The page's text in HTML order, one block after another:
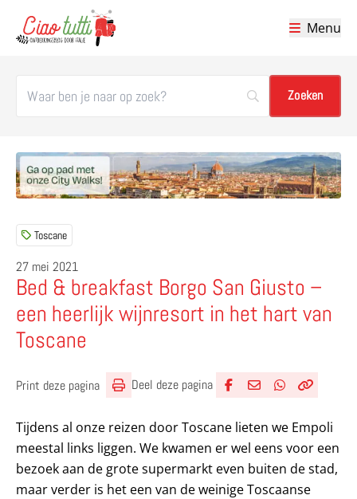
Menu
Toscane
27 mei 2021
Bed & breakfast Borgo San Giusto –
een heerlijk wijnresort in het hart van
Toscane
Print deze pagina Deel deze pagina
Tijdens al onze reizen door Toscane lieten we Empoli
meestal links liggen. We kwamen er wel eens voor een
bezoek aan de grote supermarkt even buiten de stad,
maar verder is het een van de weinige Toscaanse